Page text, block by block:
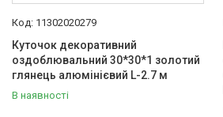
11302020279
Куточок декоративний
оздоблювальний 30*30*1 золотий
глянець алюмінієвий L-2.7 м
В наявності